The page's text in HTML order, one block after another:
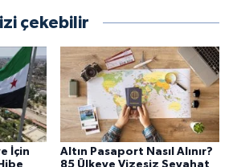
çekebilir
İçin
Altın Pasaport Nasıl Alınır?
85 Ülkeye Vizesiz Seyahat